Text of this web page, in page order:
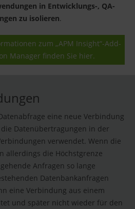
in Entwicklungs-, QA-
zu isolieren.
zum „APM Insight“-Add-
Manager finden Sie hier.
eine neue Verbindung
Datenübertragungen in der
verwendet. Wenn die
allerdings die Höchstgrenze
Anfragen so lange
Datenbankanfragen
eine Verbindung aus einem
und später nicht wieder für den